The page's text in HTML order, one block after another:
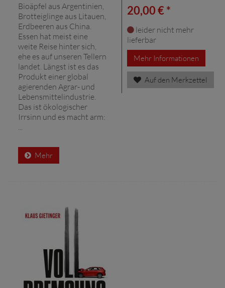
Bioäpfel aus Argentinien,
Brotteiglinge aus Litauen,
Erdbeeren aus China.
Essen hat meist eine
weite Reise hinter sich,
ehe es auf unseren Tellern
landet. Längst ist es das
Produkt einer global
agierenden Agrar- und
Lebensmittelindustrie.
Das ist ökologischer
Irrsinn und es macht arm:
Mehr
20,00 € *
leider nicht mehr
lieferbar
Mehr Informationen
Auf den Merkzettel